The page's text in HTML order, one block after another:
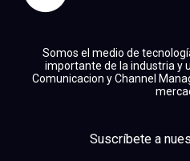
Somos el medio de
importante de la industria y
Comunicacion y Channel
Suscríbete a
linkedinyoutube